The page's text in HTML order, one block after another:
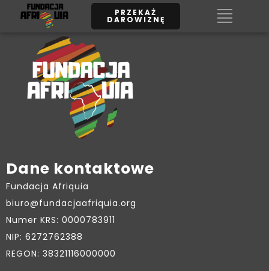
PRZEKAŻ
DAROWIZNĘ
Darowizna na
statutowe od
Sandra Szłapa
Dane kontaktowe
Fundacja Afriquia
biuro@fundacjaafriquia.org
Numer KRS: 0000783911
NIP: 6272762388
REGON: 38321116000000